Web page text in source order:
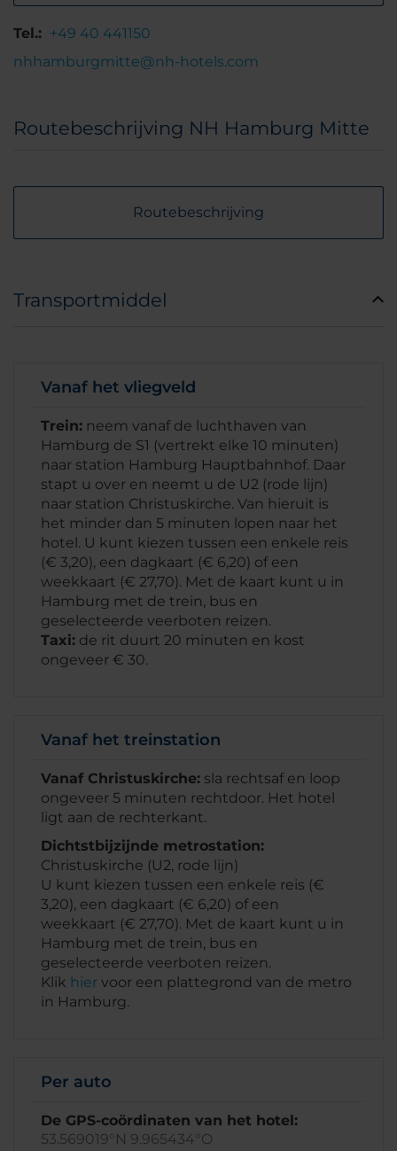
Tel.: +49 40 441150
nhhamburgmitte@nh-hotels.com
Routebeschrijving NH Hamburg Mitte
Routebeschrijving
Transportmiddel
Vanaf het vliegveld
Trein: neem vanaf de luchthaven van
Hamburg de S1 (vertrekt elke 10 minuten)
naar station Hamburg Hauptbahnhof. Daar
stapt u over en neemt u de U2 (rode lijn)
naar station Christuskirche. Van hieruit is
het minder dan 5 minuten lopen naar het
hotel. U kunt kiezen tussen een enkele reis
(€ 3,20), een dagkaart (€ 6,20) of een
weekkaart (€ 27,70). Met de kaart kunt u in
Hamburg met de trein, bus en
geselecteerde veerboten reizen.
Taxi: de rit duurt 20 minuten en kost
ongeveer € 30.
Vanaf het treinstation
Vanaf Christuskirche: sla rechtsaf en loop
ongeveer 5 minuten rechtdoor. Het hotel
ligt aan de rechterkant.
Dichtstbijzijnde metrostation:
Christuskirche (U2, rode lijn)
U kunt kiezen tussen een enkele reis (€
3,20), een dagkaart (€ 6,20) of een
weekkaart (€ 27,70). Met de kaart kunt u in
Hamburg met de trein, bus en
geselecteerde veerboten reizen.
Klik hier voor een plattegrond van de metro
in Hamburg.
Per auto
De GPS-coördinaten van het hotel:
53.569019°N 9.965434°O